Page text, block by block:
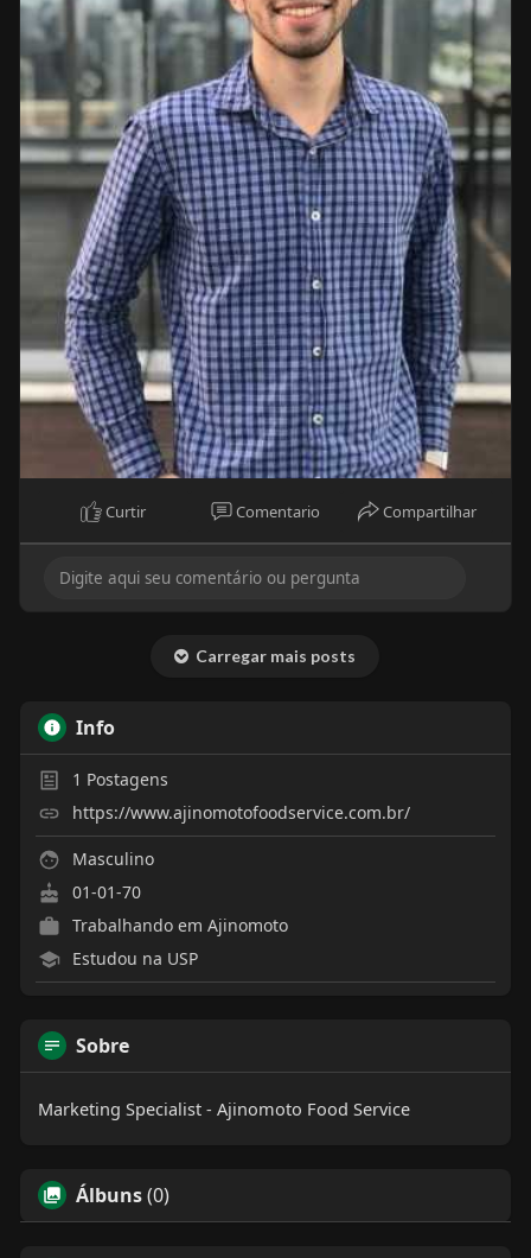
Curtir Comentario Compartilhar
Carregar mais posts
Info
1 Postagens
https://www.ajinomotofoodservice.com.br/
Masculino
01-01-70
Trabalhando em Ajinomoto
Estudou na USP
Sobre
Marketing Specialist - Ajinomoto Food Service
Álbuns(0)